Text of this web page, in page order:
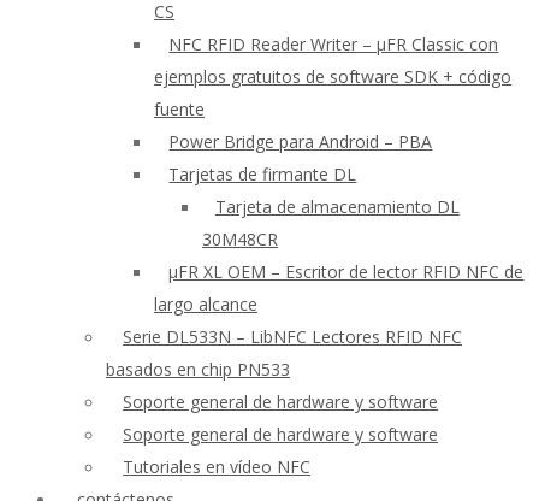
CS
NFC RFID Reader Writer – μFR Classic con
ejemplos gratuitos de software SDK + código
fuente
Power Bridge para Android – PBA
Tarjetas de firmante DL
Tarjeta de almacenamiento DL
30M48CR
μFR XL OEM – Escritor de lector RFID NFC de
largo alcance
Serie DL533N – LibNFC Lectores RFID NFC
basados en chip PN533
Soporte general de hardware y software
Soporte general de hardware y software
Tutoriales en vídeo NFC